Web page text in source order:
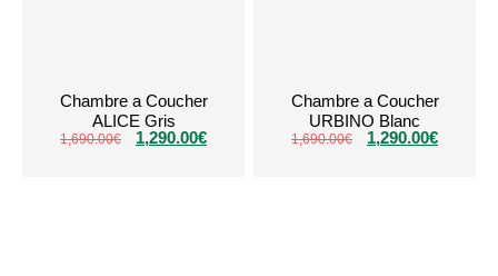
Chambre a Coucher
ALICE Gris
1,690.00€ 1,290.00€
Chambre a Coucher
URBINO Blanc
1,690.00€ 1,290.00€